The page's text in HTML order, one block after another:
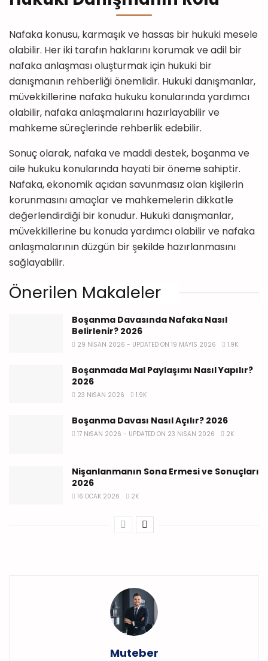
Nafaka konusu, karmaşık ve hassas bir hukuki mesele
olabilir. Her iki tarafın haklarını korumak ve adil bir
nafaka anlaşması oluşturmak için hukuki bir
danışmanın rehberliği önemlidir. Hukuki danışmanlar,
müvekkillerine nafaka hukuku konularında yardımcı
olabilir, nafaka anlaşmalarını hazırlayabilir ve
mahkeme süreçlerinde rehberlik edebilir.
Sonuç olarak, nafaka ve maddi destek, boşanma ve
aile hukuku konularında hayati bir öneme sahiptir.
Nafaka, ekonomik açıdan savunmasız olan kişilerin
korunmasını amaçlar ve mahkemelerin dikkatle
değerlendirdiği bir konudur. Hukuki danışmanlar,
müvekkillerine bu konuda yardımcı olabilir ve nafaka
anlaşmalarının düzgün bir şekilde hazırlanmasını
sağlayabilir.
Önerilen Makaleler
Boşanma Davasında Nafaka Nasıl
Belirlenir? 2026
29 NISAN 2026 - UPDATED ON 19 MAYIS 2026 1.9K
Boşanmada Mal Paylaşımı Nasıl Yapılır?
2026
23 NISAN 2026 1.9K
Boşanma Davası Nasıl Açılır? 2026
17 NISAN 2026 - UPDATED ON 23 NISAN 2026 2K
Nişanlanmanın Sona Ermesi ve Sonuçları
2026
16 OCAK 2026 2K
Muteber